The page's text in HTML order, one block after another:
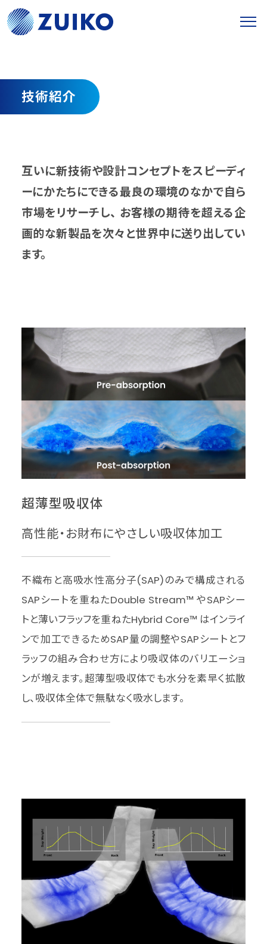
技術紹介
互いに新技術や設計コンセプトをスピーディ
ーにかたちにできる最良の環境のなかで自ら
市場をリサーチし、 お客様の期待を超える企
画的な新製品を次々と世界中に送り出してい
ます。
超薄型吸収体
高性能・お財布にやさしい吸収体加工
不織布と高吸水性高分子(SAP)のみで構成される
SAPシートを重ねたDouble Stream™ やSAPシー
トと薄いフラッフを重ねたHybrid Core™ はインライ
ンで加工できるためSAP量の調整やSAPシートとフ
ラッフの組み合わせ方により吸収体のバリエーショ
ンが増えます。超薄型吸収体でも水分を素早く拡散
し、吸収体全体で無駄なく吸水します。